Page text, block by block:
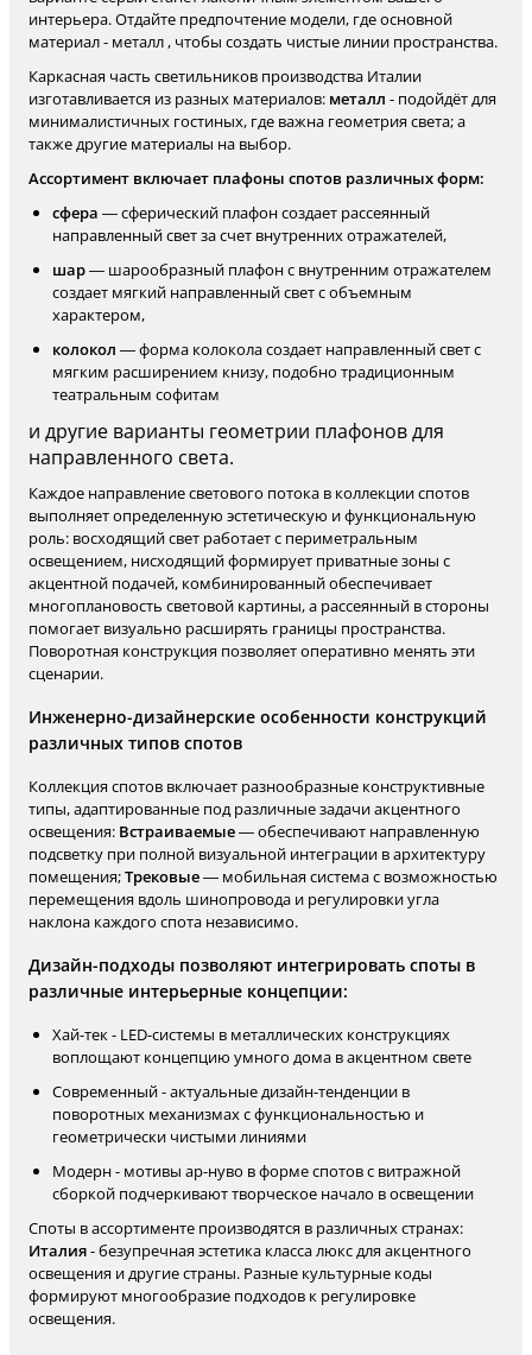
интерьера. Отдайте предпочтение модели, где основной
материал - металл , чтобы создать чистые линии пространства.
Каркасная часть светильников производства Италии
изготавливается из разных материалов: металл - подойдёт для
минималистичных гостиных, где важна геометрия света; а
также другие материалы на выбор.
Ассортимент включает плафоны спотов различных форм:
сфера — сферический плафон создает рассеянный
направленный свет за счет внутренних отражателей,
шар— шарообразный плафон с внутренним отражателем
создает мягкий направленный свет с объемным
характером,
колокол — форма колокола создает направленный свет с
мягким расширением книзу, подобно традиционным
театральным софитам
и другие варианты геометрии плафонов для
направленного света.
Каждое направление светового потока в коллекции спотов
выполняет определенную эстетическую и функциональную
роль: восходящий свет работает с периметральным
освещением, нисходящий формирует приватные зоны с
акцентной подачей, комбинированный обеспечивает
многоплановость световой картины, а рассеянный в стороны
помогает визуально расширять границы пространства.
Поворотная конструкция позволяет оперативно менять эти
сценарии.
Инженерно-дизайнерские особенности конструкций
различных типов спотов
Коллекция спотов включает разнообразные конструктивные
типы, адаптированные под различные задачи акцентного
освещения: Встраиваемые— обеспечивают направленную
подсветку при полной визуальной интеграции в архитектуру
помещения;Трековые— мобильная система с возможностью
перемещения вдоль шинопровода и регулировки угла
наклона каждого спота независимо.
Дизайн-подходы позволяют интегрировать споты в
различные интерьерные концепции:
Хай-тек - LED-системы в металлических конструкциях
воплощают концепцию умного дома в акцентном свете
Современный - актуальные дизайн-тенденции в
поворотных механизмах с функциональностью и
геометрически чистыми линиями
Модерн - мотивы ар-нуво в форме спотов с витражной
сборкой подчеркивают творческое начало в освещении
Споты в ассортименте производятся в различных странах:
Италия- безупречная эстетика класса люкс для акцентного
освещения и другие страны. Разные культурные коды
формируют многообразие подходов к регулировке
освещения.